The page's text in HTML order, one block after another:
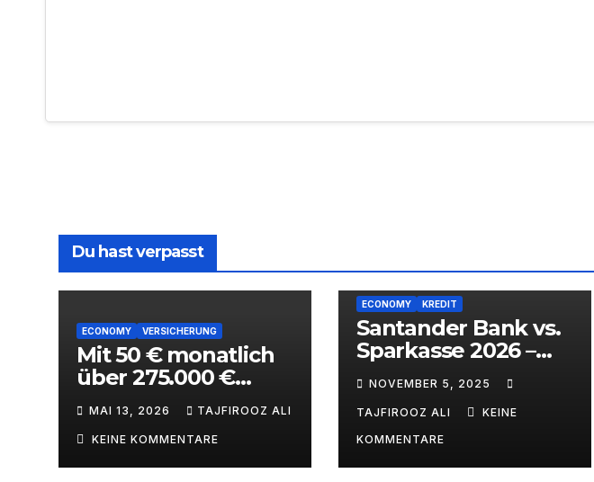
Du hast verpasst
ECONOMY VERSICHERUNG
Mit 50 € monatlich
über 275.000 €
Vermögen
aufbauen – ETF-
Kinderstrategie mit
Steuervorteilen
MAI 13, 2026 TAJFIROOZ ALI
KEINE KOMMENTARE
ECONOMY KREDIT
Santander Bank vs.
Sparkasse 2026 –
Wer ist der bessere
Bankpartner? |
alitaj.de
NOVEMBER 5, 2025
TAJFIROOZ ALI
KEINE
KOMMENTARE